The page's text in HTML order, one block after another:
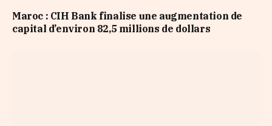
Maroc : CIH Bank finalise une augmentation de
capital d’environ 82,5 millions de dollars